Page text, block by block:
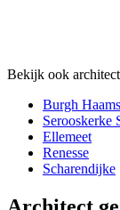
Bekijk ook
Burgh
Serooskerke
Ellemeet
Renesse
Scharendijke